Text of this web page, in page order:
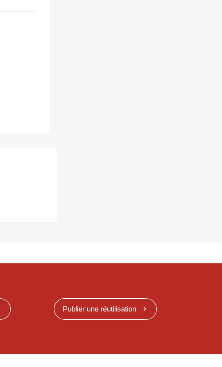
Publier une réutilisation